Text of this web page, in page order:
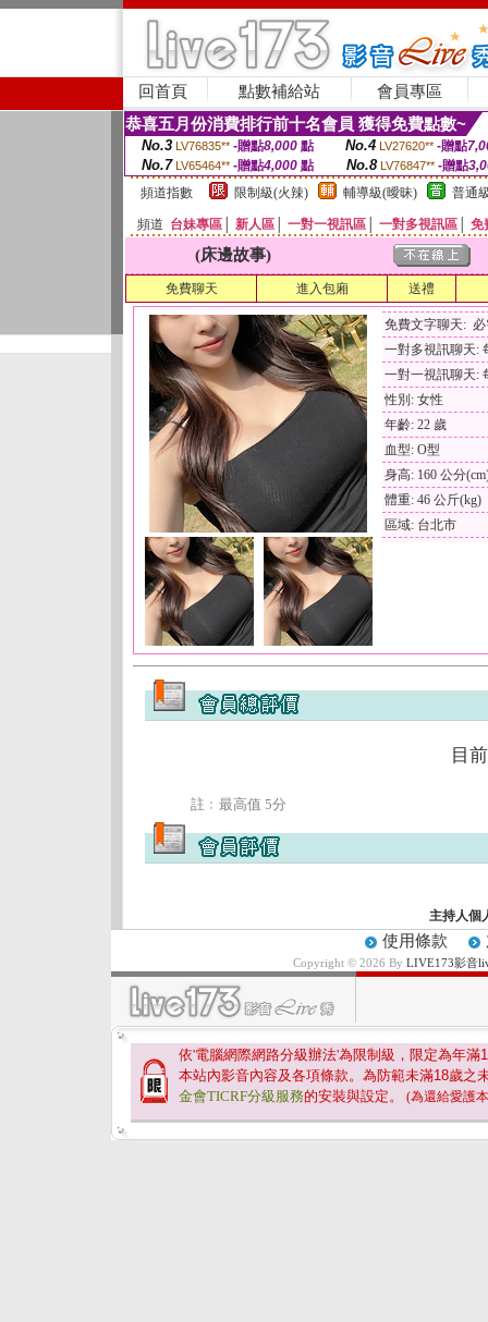
回首頁 點數補給站 會員專區
恭喜五月份消費排行前十名會員 獲得免費點數~
No.3 LV76835** -贈點8,000點 No.4 LV27620** -贈點
No.7 LV65464** -贈點4,000 點 No.8 LV76847** -贈點
頻道指數
限制級(火辣) 輔導級(曖昧) 普通
頻道 台妹專區 新人區 一對一視訊區 一對多視訊區 免
(床邊故事)
免費聊天 進入包廂 送禮
免費文字聊天:
一對多視訊聊天:
一對一視訊聊天:
性別: 女性
年齡: 22 歲
血型: O型
身高: 160 公分
體重: 46 公斤(kg)
區域: 台北市
目
註﹕最高值 5分
主持人個
使用條款
Copyright © 2026 By LIVE173影音
依'電腦網際網路分級辦法'為限制級，限定為年滿
本站內影音內容及各項條款。為防範未滿18歲之
金會TICRF分級服務的安裝與設定。 (為還給愛護